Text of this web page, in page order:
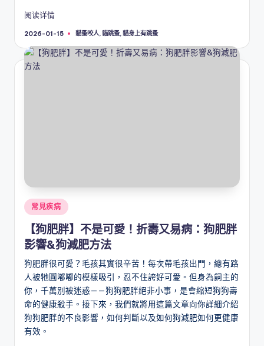
阅读详情
2026-01-15
Tags: 貓蚤咬人,貓跳蚤,貓身上有跳蚤
Posted
in
常見疾病
【狗肥胖】不是可愛！折壽又易病：狗肥胖
影響&狗減肥方法
狗肥胖很可愛？毛孩其實很辛苦！每次帶毛孩出門，總有路
人被牠圓嘟嘟的模樣吸引，忍不住誇好可愛。但身為飼主的
你，千萬別被迷惑——狗狗肥胖絕非小事，是會縮短狗狗壽
命的健康殺手。接下來，我們就將用這篇文章向你詳細介紹
狗狗肥胖的不良影響，如何判斷以及如何狗減肥如何更健康
有效。